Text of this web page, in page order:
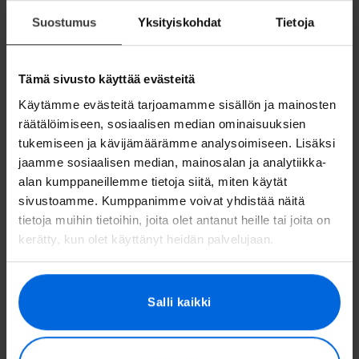
Suostumus Yksityiskohdat Tietoja
Tämä sivusto käyttää evästeitä
Käytämme evästeitä tarjoamamme sisällön ja mainosten
räätälöimiseen, sosiaalisen median ominaisuuksien
tukemiseen ja kävijämäärämme analysoimiseen. Lisäksi
jaamme sosiaalisen median, mainosalan ja analytiikka-
alan kumppaneillemme tietoja siitä, miten käytät
sivustoamme. Kumppanimme voivat yhdistää näitä
tietoja muihin tietoihin, joita olet antanut heille tai joita on
kerätty, kun olet käyttänyt heidän palvelujaan.
Salli kaikki
kantaa kodin tietoliikennettä pitkälle
tulevaisuuteen. Se on modernin kodin uusi
peruskivi.
Tarkista valokuidun saatavuus
kätevästi ilman sitoutumista!
Uusi asiakas Nykyinen asiakas
Kotiosoite